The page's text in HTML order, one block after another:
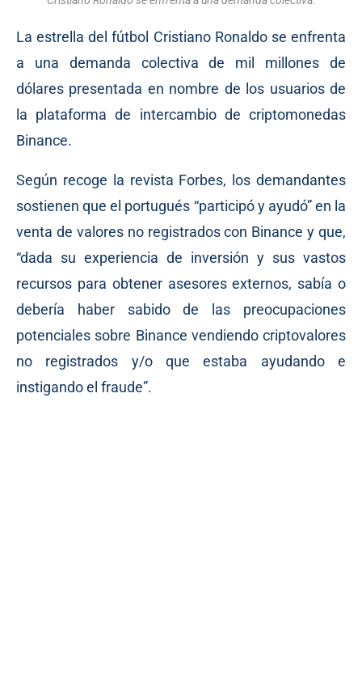
La estrella del fútbol Cristiano Ronaldo se enfrenta
a una demanda colectiva de mil millones de
dólares presentada en nombre de los usuarios de
la plataforma de intercambio de criptomonedas
Binance.
Según recoge la revista Forbes, los demandantes
sostienen que el portugués “participó y ayudó” en la
venta de valores no registrados con Binance y que,
“dada su experiencia de inversión y sus vastos
recursos para obtener asesores externos, sabía o
debería haber sabido de las preocupaciones
potenciales sobre Binance vendiendo criptovalores
no registrados y/o que estaba ayudando e
instigando el fraude”.